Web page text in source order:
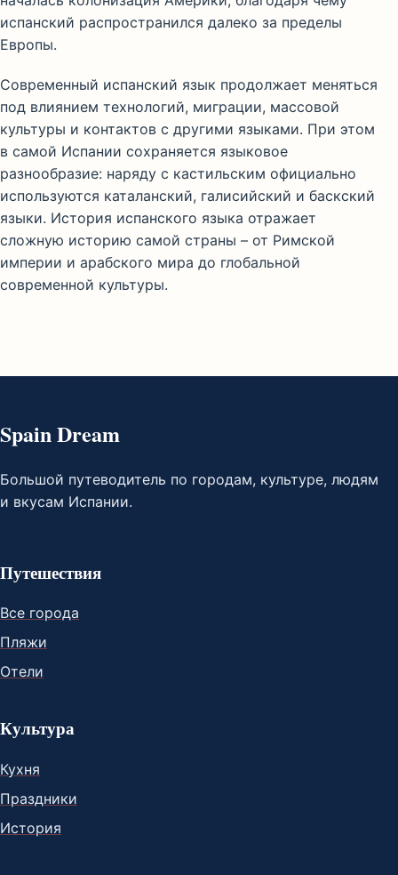
испанский распространился далеко за пределы
Европы.
Современный испанский язык продолжает меняться
под влиянием технологий, миграции, массовой
культуры и контактов с другими языками. При этом
в самой Испании сохраняется языковое
разнообразие: наряду с кастильским официально
используются каталанский, галисийский и баскский
языки. История испанского языка отражает
сложную историю самой страны – от Римской
империи и арабского мира до глобальной
современной культуры.
Spain Dream
Большой путеводитель по городам, культуре, людям
и вкусам Испании.
Путешествия
Все города
Пляжи
Отели
Культура
Кухня
Праздники
История